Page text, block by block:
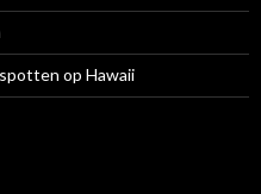
op Hawaii